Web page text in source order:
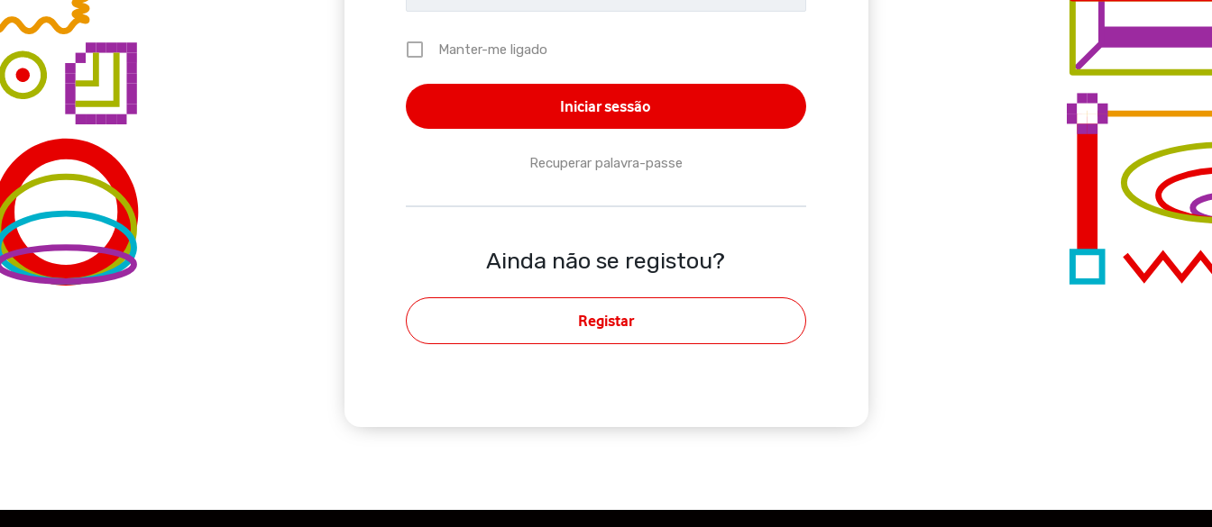
Manter-me ligado
Recuperar palavra-passe
Ainda não se registou?
Registar